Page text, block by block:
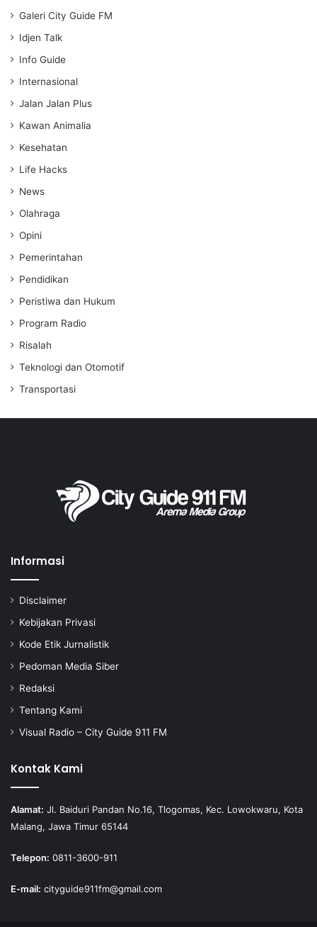
Galeri City Guide FM
Idjen Talk
Info Guide
Internasional
Jalan Jalan Plus
Kawan Animalia
Kesehatan
Life Hacks
News
Olahraga
Opini
Pemerintahan
Pendidikan
Peristiwa dan Hukum
Program Radio
Risalah
Teknologi dan Otomotif
Transportasi
Informasi
Disclaimer
Kebijakan Privasi
Kode Etik Jurnalistik
Pedoman Media Siber
Redaksi
Tentang Kami
Visual Radio – City Guide 911 FM
Kontak Kami
Alamat: Jl. Baiduri Pandan No.16, Tlogomas, Kec. Lowokwaru, Kota
Malang, Jawa Timur 65144
Telepon: 0811-3600-911
E-mail: cityguide911fm@gmail.com